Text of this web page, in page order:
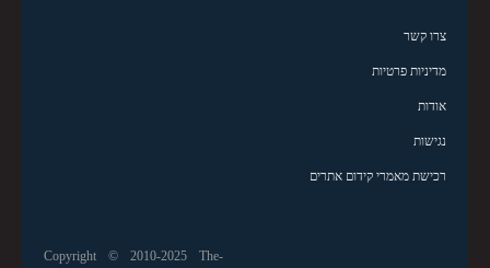
צרו קשר
מדיניות פרטיות
אודות
נגישות
רכישת מאמרי קידום אתרים
Copyright © 2010-2025 The-